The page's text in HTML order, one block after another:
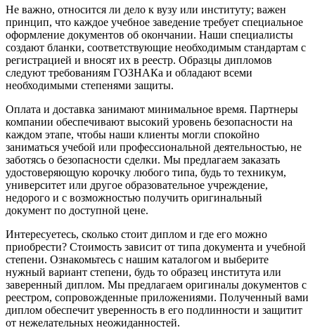
Не важно, относится ли дело к вузу или институту; важен
принцип, что каждое учебное заведение требует специальное
оформление документов об окончании. Наши специалисты
создают бланки, соответствующие необходимым стандартам с
регистрацией и вносят их в реестр. Образцы дипломов
следуют требованиям ГОЗНАКа и обладают всеми
необходимыми степенями защиты.
Оплата и доставка занимают минимальное время. Партнеры
компании обеспечивают высокий уровень безопасности на
каждом этапе, чтобы наши клиенты могли спокойно
заниматься учебой или профессиональной деятельностью, не
заботясь о безопасности сделки. Мы предлагаем заказать
удостоверяющую корочку любого типа, будь то техникум,
университет или другое образовательное учреждение,
недорого и с возможностью получить оригинальный
документ по доступной цене.
Интересуетесь, сколько стоит диплом и где его можно
приобрести? Стоимость зависит от типа документа и учебной
степени. Ознакомьтесь с нашим каталогом и выберите
нужный вариант степени, будь то образец института или
заверенный диплом. Мы предлагаем оригиналы документов с
реестром, сопровожденные приложениями. Полученный вами
диплом обеспечит уверенность в его подлинности и защитит
от нежелательных неожиданностей.